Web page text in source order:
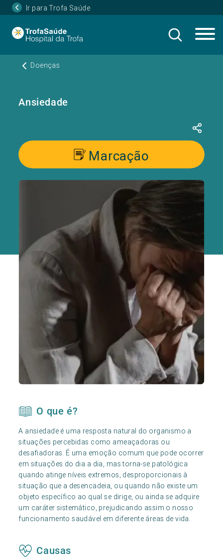
Ir para Trofa Saúde
Doenças
Ansiedade
Marcação
O que é?
A ansiedade é uma resposta natural do organismo a
situações percebidas como ameaçadoras ou
desafiadoras. É uma emoção comum que pode ocorrer
em situações do dia a dia, mas torna-se patológica
quando atinge níveis extremos, desproporcionais à
situação que a desencadeia, ou quando não existe um
objeto específico ao qual se dirige, ou ainda se adquire
um caráter sistemático, prejudicando assim o nosso
funcionamento saudável em diferente áreas de vida.
Causas